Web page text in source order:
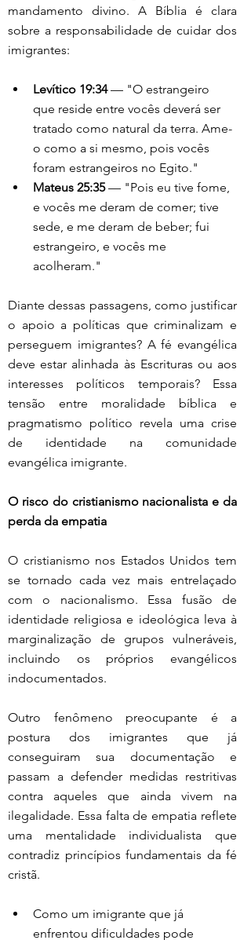
mandamento divino. A Bíblia é clara
sobre a responsabilidade de cuidar dos
imigrantes:
Levítico 19:34 — "O estrangeiro
que reside entre vocês deverá ser
tratado como natural da terra. Ame-
o como a si mesmo, pois vocês
foram estrangeiros no Egito."
Mateus 25:35 — "Pois eu tive fome,
e vocês me deram de comer; tive
sede, e me deram de beber; fui
estrangeiro, e vocês me
acolheram."
Diante dessas passagens, como justificar
o apoio a políticas que criminalizam e
perseguem imigrantes? A fé evangélica
deve estar alinhada às Escrituras ou aos
interesses políticos temporais? Essa
tensão entre moralidade bíblica e
pragmatismo político revela uma crise
de identidade na comunidade
evangélica imigrante.
O risco do cristianismo nacionalista e da
perda da empatia
O cristianismo nos Estados Unidos tem
se tornado cada vez mais entrelaçado
com o nacionalismo. Essa fusão de
identidade religiosa e ideológica leva à
marginalização de grupos vulneráveis,
incluindo os próprios evangélicos
indocumentados.
Outro fenômeno preocupante é a
postura dos imigrantes que já
conseguiram sua documentação e
passam a defender medidas restritivas
contra aqueles que ainda vivem na
ilegalidade. Essa falta de empatia reflete
uma mentalidade individualista que
contradiz princípios fundamentais da fé
cristã.
Como um imigrante que já
enfrentou dificuldades pode